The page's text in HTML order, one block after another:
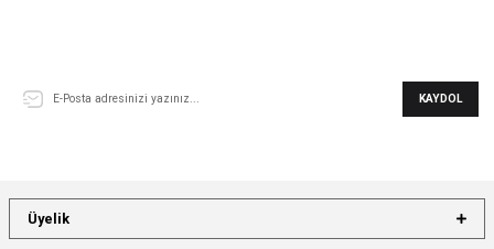
KAYDOL
Üyelik